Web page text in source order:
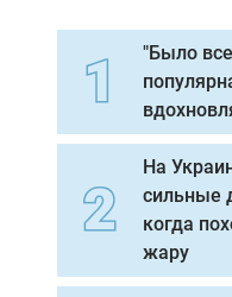
"Было
На
сильные
когда
жару